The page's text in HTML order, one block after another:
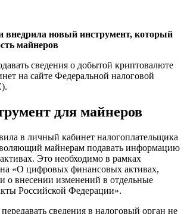
внедрила новый инструмент, который
майнеров
сведения о добытой криптовалюте
на сайте Федеральной налоговой
для майнеров
в личный кабинет налогоплательщика
майнерам подавать информацию
Это необходимо в рамках
«О цифровых финансовых активах,
о внесении изменений в отдельные
Российской Федерации».
сведения в налоговый орган не